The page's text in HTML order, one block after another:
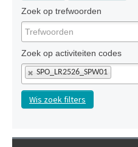
Zoek op trefwoorden
Zoek op activiteiten codes
SPO_LR2526_SPW01
Wis zoek filters